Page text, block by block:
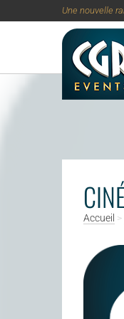
Aller au contenu
Une nouvelle
Accueil >